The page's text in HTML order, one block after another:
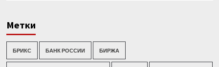
Метки
БРИКС БАНК РОССИИ БИРЖА